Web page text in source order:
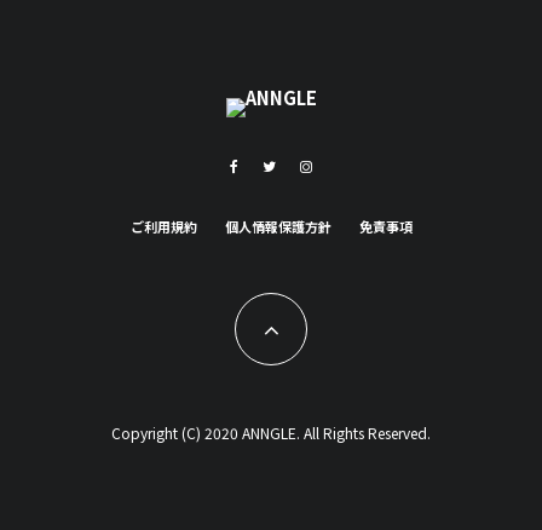
ご利用規約 個人情報保護方針 免責事項
Copyright (C) 2020 ANNGLE. All Rights Reserved.